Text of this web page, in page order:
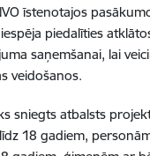
īstenotajos
piedalīties
saņemšanai, lai
veidošanos.
sniegts atbalsts
18 gadiem,